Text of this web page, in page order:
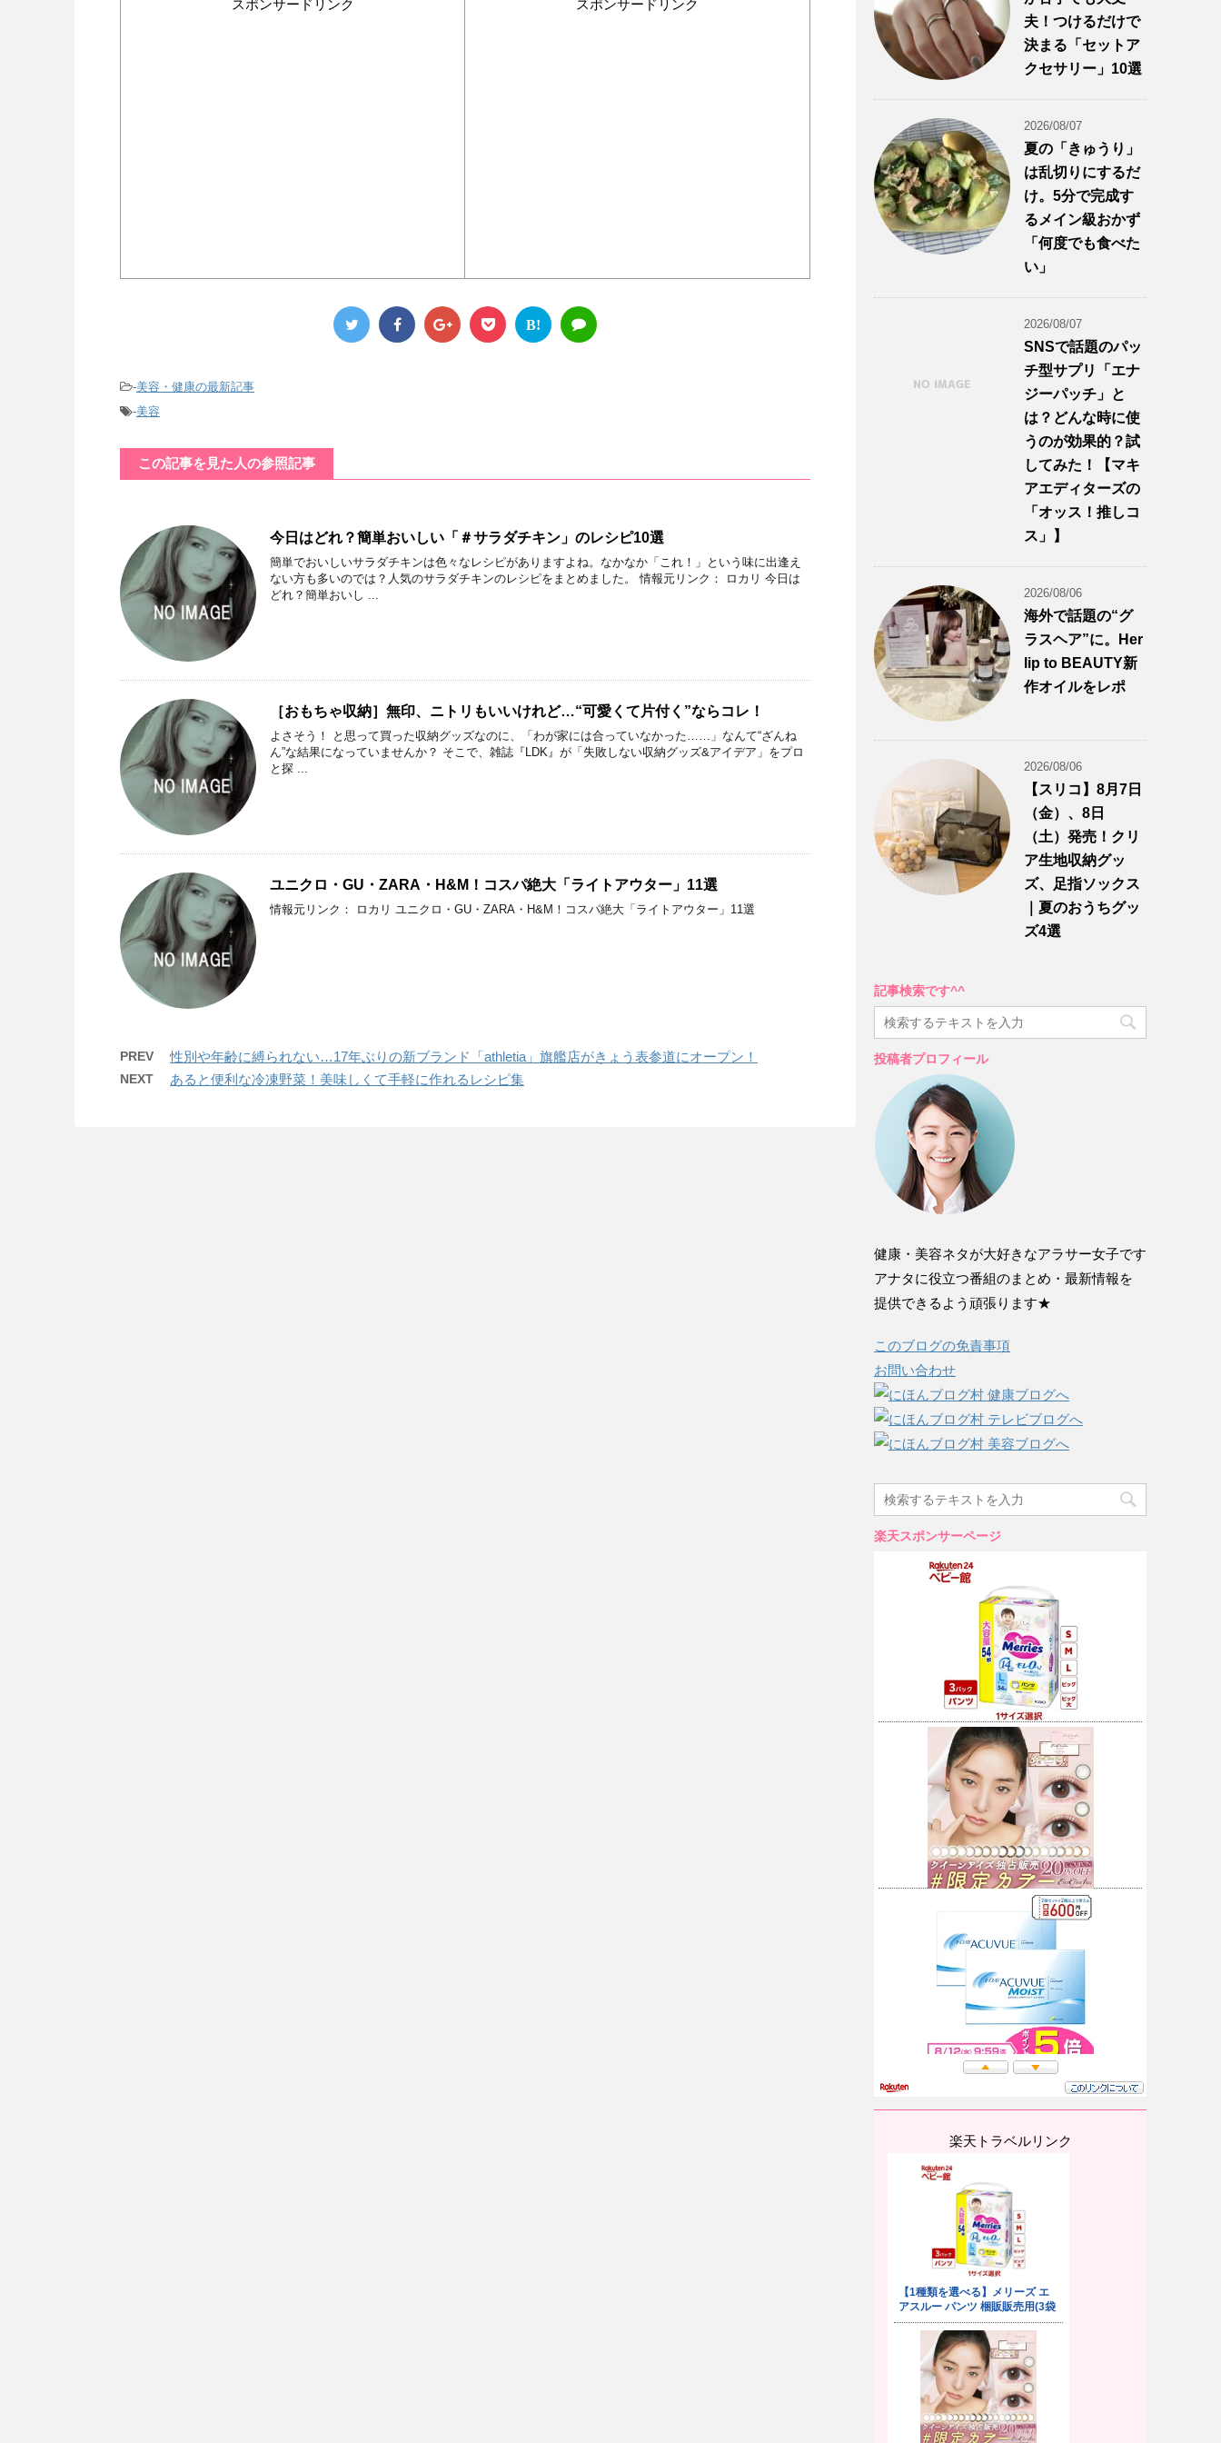
スポンサードリンク スポンサードリンク
B!
-美容・健康の最新記事
-美容
この記事を見た人の参照記事
今日はどれ？簡単おいしい「＃サラダチキン」のレシピ10選
簡単でおいしいサラダチキンは色々なレシピがありますよね。なかなか「これ！」という味に出逢え
ない方も多いのでは？人気のサラダチキンのレシピをまとめました。 情報元リンク： ロカリ 今日は
どれ？簡単おいし ...
［おもちゃ収納］無印、ニトリもいいけれど…“可愛くて片付く”ならコレ！
よさそう！ と思って買った収納グッズなのに、「わが家には合っていなかった……」なんて“ざんね
ん”な結果になっていませんか？ そこで、雑誌『LDK』が「失敗しない収納グッズ&アイデア」をプロ
と探 ...
ユニクロ・GU・ZARA・H&M！コスパ絶大「ライトアウター」11選
情報元リンク： ロカリ ユニクロ・GU・ZARA・H&M！コスパ絶大「ライトアウター」11選
PREV 性別や年齢に縛られない…17年ぶりの新ブランド「athletia」旗艦店がきょう表参道にオープン！
NEXT あると便利な冷凍野菜！美味しくて手軽に作れるレシピ集
夫！つけるだけで
決まる「セットア
クセサリー」10選
2026/08/07
夏の「きゅうり」
は乱切りにするだ
け。5分で完成す
るメイン級おかず
「何度でも食べた
い」
2026/08/07
SNSで話題のパッ
チ型サプリ「エナ
ジーパッチ」と
は？どんな時に使
うのが効果的？試
してみた！【マキ
アエディターズの
「オッス！推しコ
ス」】
2026/08/06
海外で話題の“グ
ラスヘア”に。Her
lip to BEAUTY新
作オイルをレポ
2026/08/06
【スリコ】8月7日
（金）、8日
（土）発売！クリ
ア生地収納グッ
ズ、足指ソックス
｜夏のおうちグッ
ズ4選
記事検索です^^
投稿者プロフィール
健康・美容ネタが大好きなアラサー女子です
アナタに役立つ番組のまとめ・最新情報を
提供できるよう頑張ります★
このブログの免責事項
お問い合わせ
楽天スポンサーページ
楽天トラベルリンク